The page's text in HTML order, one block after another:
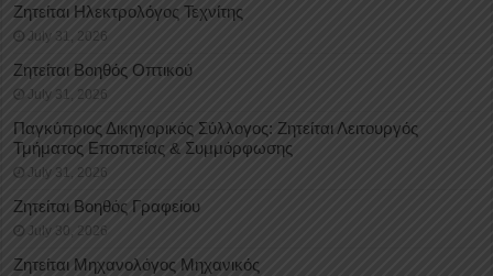
Ζητείται Ηλεκτρολόγος Τεχνίτης
July 31, 2026
Ζητείται Βοηθός Οπτικού
July 31, 2026
Παγκύπριος Δικηγορικός Σύλλογος: Ζητείται Λειτουργός
Τμήματος Εποπτείας & Συμμόρφωσης
July 31, 2026
Ζητείται Βοηθός Γραφείου
July 30, 2026
Ζητείται Μηχανολόγος Μηχανικός